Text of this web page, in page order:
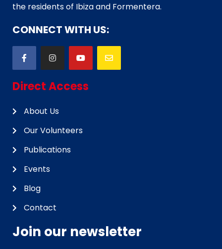
the residents of Ibiza and Formentera.
CONNECT WITH US:
Direct Access
About Us
Our Volunteers
Publications
Events
Blog
Contact
Join our newsletter